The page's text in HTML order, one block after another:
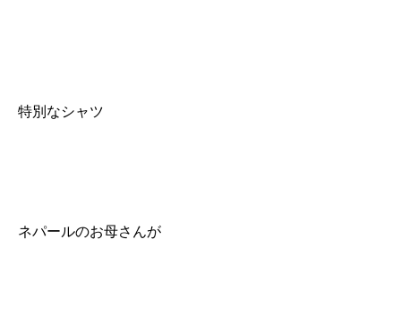
特別なシャツ
ネパールのお母さんが